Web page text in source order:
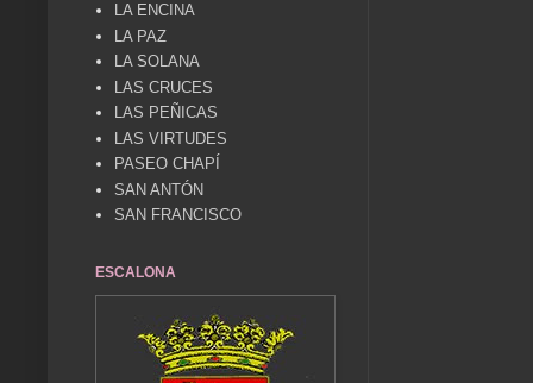
LA ENCINA
LA PAZ
LA SOLANA
LAS CRUCES
LAS PEÑICAS
LAS VIRTUDES
PASEO CHAPÍ
SAN ANTÓN
SAN FRANCISCO
ESCALONA